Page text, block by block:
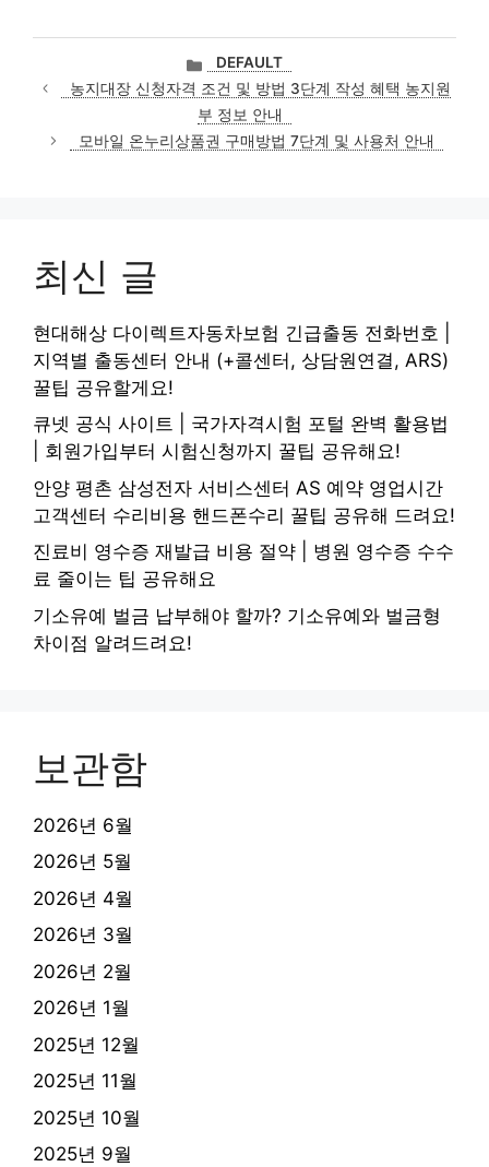
카
테
고
리
DEFAULT
농지대장 신청자격 조건 및 방법 3단계 작성 혜택 농지원
부 정보 안내
모바일 온누리상품권 구매방법 7단계 및 사용처 안내
최신 글
현대해상 다이렉트자동차보험 긴급출동 전화번호 |
지역별 출동센터 안내 (+콜센터, 상담원연결, ARS)
꿀팁 공유할게요!
큐넷 공식 사이트 | 국가자격시험 포털 완벽 활용법
| 회원가입부터 시험신청까지 꿀팁 공유해요!
안양 평촌 삼성전자 서비스센터 AS 예약 영업시간
고객센터 수리비용 핸드폰수리 꿀팁 공유해 드려요!
진료비 영수증 재발급 비용 절약 | 병원 영수증 수수
료 줄이는 팁 공유해요
기소유예 벌금 납부해야 할까? 기소유예와 벌금형
차이점 알려드려요!
보관함
2026년 6월
2026년 5월
2026년 4월
2026년 3월
2026년 2월
2026년 1월
2025년 12월
2025년 11월
2025년 10월
2025년 9월